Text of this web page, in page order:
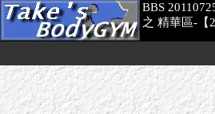
BBS
之 精華區-【